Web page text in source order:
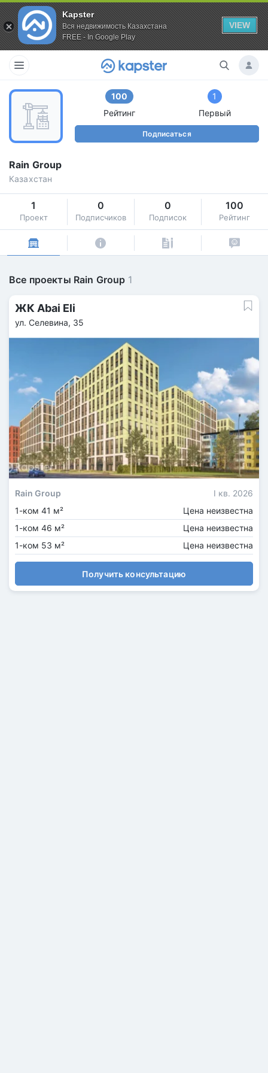
Kapster
Вся недвижимость Казахстана
FREE - In Google Play
VIEW
100
Рейтинг
1
Первый
Подписаться
Rain Group
Казахстан
1
Проект
0
Подписчиков
0
Подписок
100
Рейтинг
Все проекты Rain Group 1
ЖК Abai Eli
ул. Селевина, 35
Rain Group
I кв. 2026
1-ком 41 м²
Цена неизвестна
1-ком 46 м²
Цена неизвестна
1-ком 53 м²
Цена неизвестна
Получить консультацию